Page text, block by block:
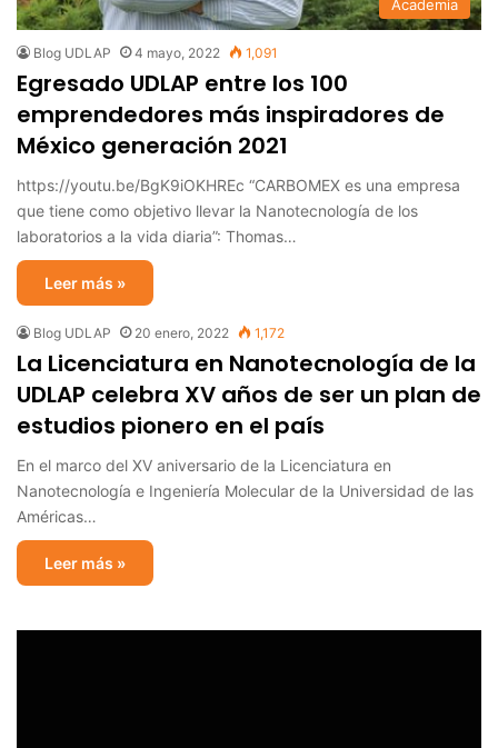
Academia
Blog UDLAP 4 mayo, 2022 1,091
Egresado UDLAP entre los 100
emprendedores más inspiradores de
México generación 2021
https://youtu.be/BgK9iOKHREc “CARBOMEX es una empresa
que tiene como objetivo llevar la Nanotecnología de los
laboratorios a la vida diaria”: Thomas…
Leer más »
Blog UDLAP 20 enero, 2022 1,172
La Licenciatura en Nanotecnología de la
UDLAP celebra XV años de ser un plan de
estudios pionero en el país
En el marco del XV aniversario de la Licenciatura en
Nanotecnología e Ingeniería Molecular de la Universidad de las
Américas…
Leer más »